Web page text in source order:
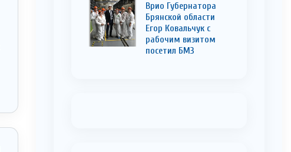
Врио Губернатора
Брянской области
Егор Ковальчук с
рабочим визитом
посетил БМЗ